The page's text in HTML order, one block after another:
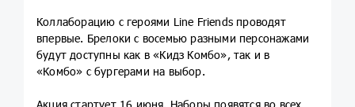
Коллаборацию с героями Line Friends проводят
впервые. Брелоки с восемью разными персонажами
будут доступны как в «Кидз Комбо», так и в
«Комбо» с бургерами на выбор.